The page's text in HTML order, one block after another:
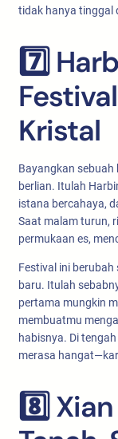
tidak hanya tinggal
7️⃣
Kristal
Bayangkan
berlian. Itulah
istana bercahaya,
Saat malam turun,
permukaan es,
Festival ini
baru. Itulah
pertama mungkin
membuatmu
habisnya. Di
merasa
8️⃣